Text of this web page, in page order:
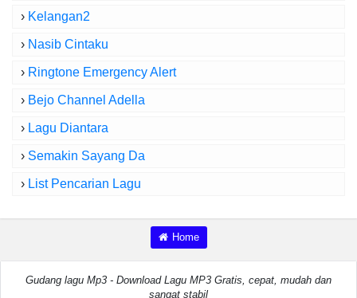
› Kelangan2
› Nasib Cintaku
› Ringtone Emergency Alert
› Bejo Channel Adella
› Lagu Diantara
› Semakin Sayang Da
› List Pencarian Lagu
Home
Gudang lagu Mp3 - Download Lagu MP3 Gratis, cepat, mudah dan
sangat stabil